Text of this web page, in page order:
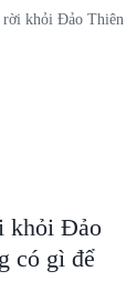
rời khỏi Đảo Thiên
khỏi Đảo
có gì để